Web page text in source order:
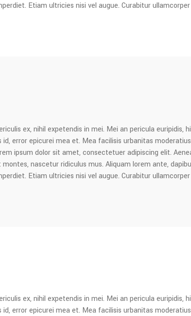
Etiam ultricies nisi vel augue. Curabitur
ex, nihil expetendis in mei. Mei an pericula euripidis,
error epicurei mea et. Mea facilisis urbanitas
ipsum dolor sit amet, consectetuer adipiscing elit.
nascetur ridiculus mus. Aliquam lorem ante,
Etiam ultricies nisi vel augue. Curabitur
ex, nihil expetendis in mei. Mei an pericula euripidis,
error epicurei mea et. Mea facilisis urbanitas